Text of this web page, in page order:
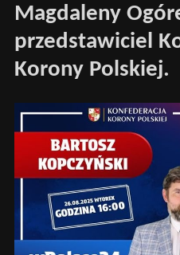
Magdaleny
przedstawiciel
Korony Polskiej.